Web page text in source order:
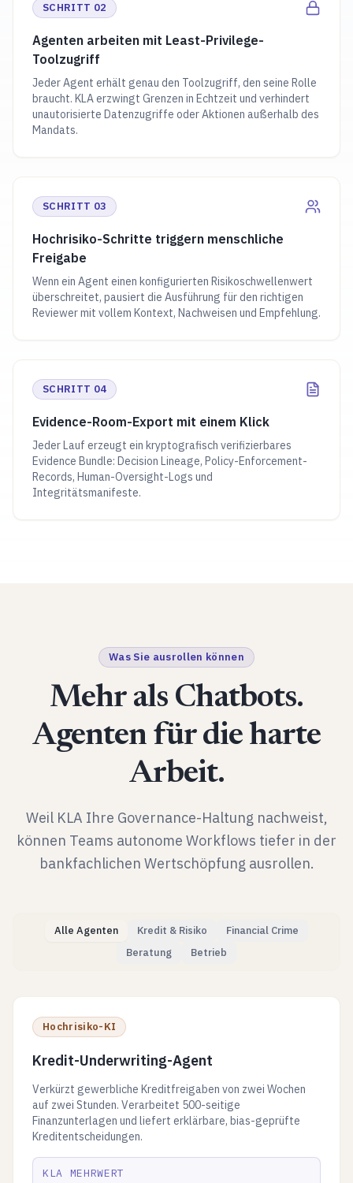
SCHRITT 02
Agenten arbeiten mit Least-Privilege-
Toolzugriff
Jeder Agent erhält genau den Toolzugriff, den seine Rolle
braucht. KLA erzwingt Grenzen in Echtzeit und verhindert
unautorisierte Datenzugriffe oder Aktionen außerhalb des
Mandats.
SCHRITT 03
Hochrisiko-Schritte triggern menschliche
Freigabe
Wenn ein Agent einen konfigurierten Risikoschwellenwert
überschreitet, pausiert die Ausführung für den richtigen
Reviewer mit vollem Kontext, Nachweisen und Empfehlung.
SCHRITT 04
Evidence-Room-Export mit einem Klick
Jeder Lauf erzeugt ein kryptografisch verifizierbares
Evidence Bundle: Decision Lineage, Policy-Enforcement-
Records, Human-Oversight-Logs und
Integritätsmanifeste.
Was Sie ausrollen können
Mehr als Chatbots.
Agenten für die harte
Arbeit.
Weil KLA Ihre Governance-Haltung nachweist,
können Teams autonome Workflows tiefer in der
bankfachlichen Wertschöpfung ausrollen.
Alle Agenten Kredit & Risiko
Financial Crime
Beratung
Betrieb
Hochrisiko-KI
Kredit-Underwriting-Agent
Verkürzt gewerbliche Kreditfreigaben von zwei Wochen
auf zwei Stunden. Verarbeitet 500-seitige
Finanzunterlagen und liefert erklärbare, bias-geprüfte
Kreditentscheidungen.
KLA MEHRWERT